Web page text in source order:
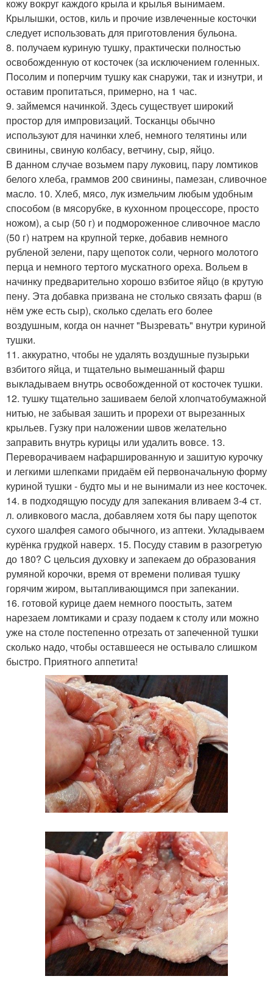
кожу вокруг каждого крыла и крылья вынимаем.
Крылышки, остов, киль и прочие извлеченные косточки
следует использовать для приготовления бульона.
8. получаем куриную тушку, практически полностью
освобожденную от косточек (за исключением голенных.
Посолим и поперчим тушку как снаружи, так и изнутри, и
оставим пропитаться, примерно, на 1 час.
9. займемся начинкой. Здесь существует широкий
простор для импровизаций. Тосканцы обычно
используют для начинки хлеб, немного телятины или
свинины, свиную колбасу, ветчину, сыр, яйцо.
В данном случае возьмем пару луковиц, пару ломтиков
белого хлеба, граммов 200 свинины, памезан, сливочное
масло. 10. Хлеб, мясо, лук измельчим любым удобным
способом (в мясорубке, в кухонном процессоре, просто
ножом), а сыр (50 г) и подмороженное сливочное масло
(50 г) натрем на крупной терке, добавив немного
рубленой зелени, пару щепоток соли, черного молотого
перца и немного тертого мускатного ореха. Вольем в
начинку предварительно хорошо взбитое яйцо (в крутую
пену. Эта добавка призвана не столько связать фарш (в
нём уже есть сыр), сколько сделать его более
воздушным, когда он начнет "Вызревать" внутри куриной
тушки.
11. аккуратно, чтобы не удалять воздушные пузырьки
взбитого яйца, и тщательно вымешанный фарш
выкладываем внутрь освобожденной от косточек тушки.
12. тушку тщательно зашиваем белой хлопчатобумажной
нитью, не забывая зашить и прорехи от вырезанных
крыльев. Гузку при наложении швов желательно
заправить внутрь курицы или удалить вовсе. 13.
Переворачиваем нафаршированную и зашитую курочку
и легкими шлепками придаём ей первоначальную форму
куриной тушки - будто мы и не вынимали из нее косточек.
14. в подходящую посуду для запекания вливаем 3-4 ст.
л. оливкового масла, добавляем хотя бы пару щепоток
сухого шалфея самого обычного, из аптеки. Укладываем
курёнка грудкой наверх. 15. Посуду ставим в разогретую
до 180? C цельсия духовку и запекаем до образования
румяной корочки, время от времени поливая тушку
горячим жиром, вытапливающимся при запекании.
16. готовой курице даем немного поостыть, затем
нарезаем ломтиками и сразу подаем к столу или можно
уже на столе постепенно отрезать от запеченной тушки
сколько надо, чтобы оставшееся не остывало слишком
быстро. Приятного аппетита!